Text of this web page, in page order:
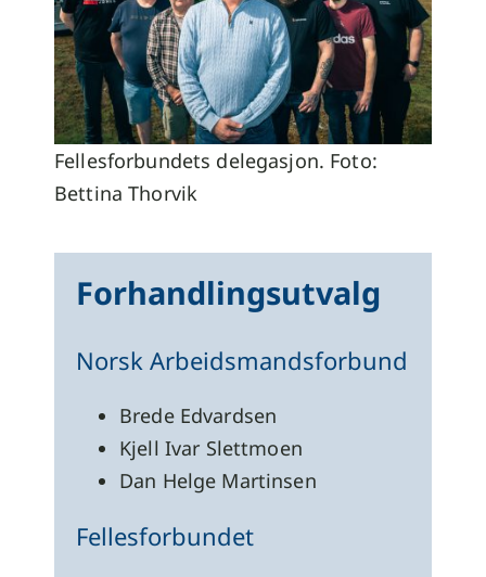
Fellesforbundets delegasjon. Foto:
Bettina Thorvik
Forhandlingsutvalg
Norsk Arbeidsmandsforbund
Brede Edvardsen
Kjell Ivar Slettmoen
Dan Helge Martinsen
Fellesforbundet